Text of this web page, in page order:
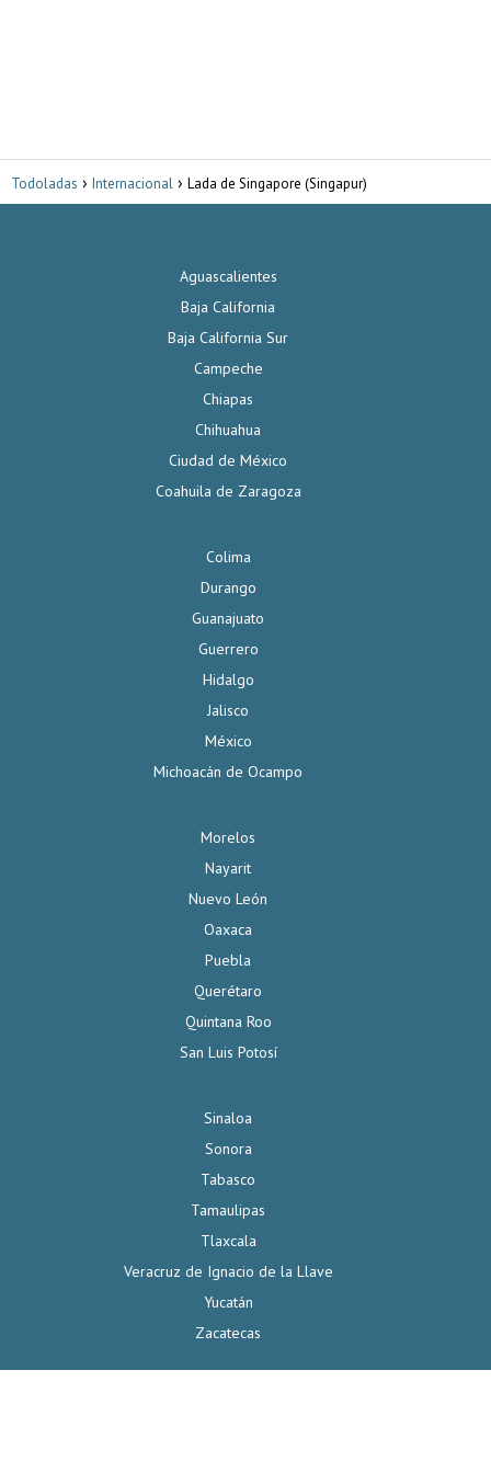
Todoladas Internacional Lada de Singapore (Singapur)
Aguascalientes
Baja California
Baja California Sur
Campeche
Chiapas
Chihuahua
Ciudad de México
Coahuila de Zaragoza
Colima
Durango
Guanajuato
Guerrero
Hidalgo
Jalisco
México
Michoacán de Ocampo
Morelos
Nayarit
Nuevo León
Oaxaca
Puebla
Querétaro
Quintana Roo
San Luis Potosí
Sinaloa
Sonora
Tabasco
Tamaulipas
Tlaxcala
Veracruz de Ignacio de la Llave
Yucatán
Zacatecas